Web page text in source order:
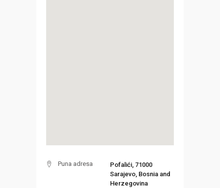
Puna adresa
Pofalići, 71000
Sarajevo, Bosnia and
Herzegovina